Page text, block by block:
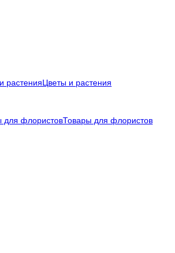
Цветы и растения
Товары для флористов